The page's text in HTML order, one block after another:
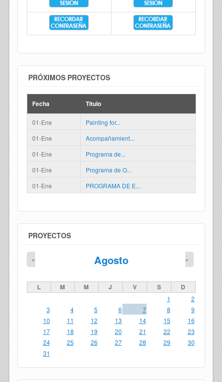
PRÓXIMOS PROYECTOS
Fecha Titulo
01-Ene
Painting for...
01-Ene
Acompañamient...
01-Ene
Programa de...
01-Ene
Programa de O...
01-Ene
PROGRAMA DE E...
PROYECTOS
Agosto
« »
L M M J V S D
1
2
3
4 5 6 7 8
9
10
11 12 13 14 15
16
17
18 19 20 21 22
23
24
25 26 27 28 29
30
31